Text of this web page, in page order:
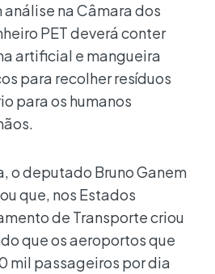
na Câmara dos
PET deverá conter
artificial e mangueira
para recolher resíduos
para os humanos
o deputado Bruno Ganem
que, nos Estados
de Transporte criou
que os aeroportos que
mil passageiros por dia